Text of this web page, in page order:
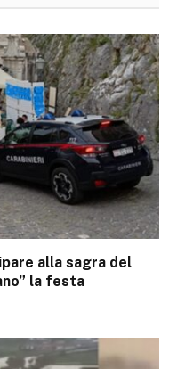
alla sagra del
la festa